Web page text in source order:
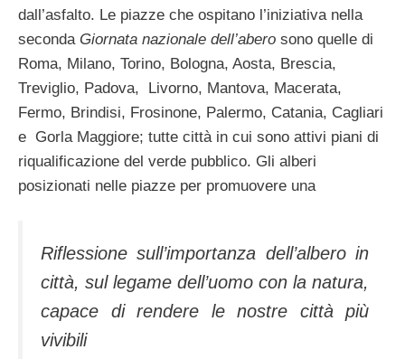
dall’asfalto. Le piazze che ospitano l’iniziativa nella
seconda Giornata nazionale dell’abero sono quelle di
Roma, Milano, Torino, Bologna, Aosta, Brescia,
Treviglio, Padova, Livorno, Mantova, Macerata,
Fermo, Brindisi, Frosinone, Palermo, Catania, Cagliari
e Gorla Maggiore; tutte città in cui sono attivi piani di
riqualificazione del verde pubblico. Gli alberi
posizionati nelle piazze per promuovere una
Riflessione sull’importanza dell’albero in
città, sul legame dell’uomo con la natura,
capace di rendere le nostre città più
vivibili